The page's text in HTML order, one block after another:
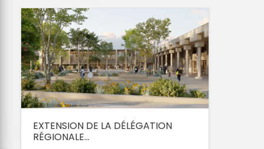
EXTENSION DE LA DÉLÉGATION
RÉGIONALE...